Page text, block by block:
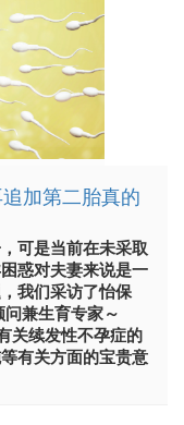
加第二胎真的
可是当前在未采取
惑对夫妻来说是一
我们采访了怡保
兼生育专家～
关续发性不孕症的
有关方面的宝贵意